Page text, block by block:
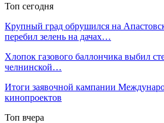
Топ сегодня
Крупный град обрушился на
перебил зелень на дачах…
Хлопок газового баллончика выбил
челнинской…
Итоги заявочной кампании
кинопроектов
Топ вчера